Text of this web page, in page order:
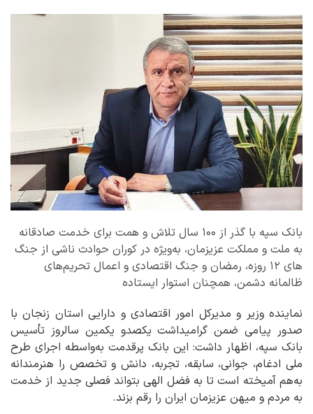
بانک سپه با گذر از ۱۰۰ سال تلاش و همت برای خدمت صادقانه
به ملت و مملکت عزیزمان، به‌ویژه در کوران حوادث ناشی از جنگ
های ۱۲ روزه، رمضان و جنگ اقتصادی و اعمال تحریم‌های
ظالمانه دشمن، همچنان استوار ایستاده
نماینده وزیر و مدیرکل امور اقتصادی و دارایی استان زنجان با
صدور پیامی ضمن گرامیداشت یکصدو یکمین سالروز تأسیس
بانک سپه، اظهار داشت: این بانک پرقدمت به‌واسطه اجرای طرح
ملی ادغام، جوانی، سابقه، تجربه، دانش و تخصص را هنرمندانه
به‌هم آمیخته است تا به فضل الهی بتواند فصلی جدید از خدمت
به مردم و میهن عزیزمان ایران را رقم بزند.